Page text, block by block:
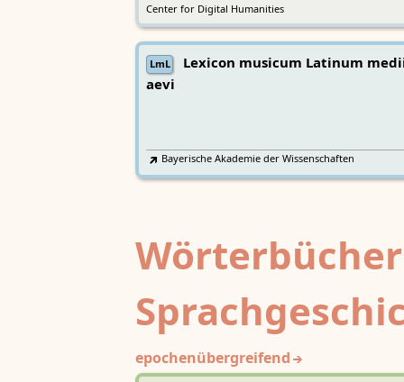
Center for Digital Humanities
LmL
Lexicon musicum Latinum
aevi
Bayerische Akademie der Wissenschaften
epochenübergreifend